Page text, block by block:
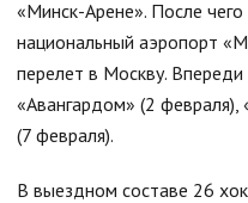
«Минск-Арене». После
национальный аэропорт
перелет в Москву.
«Авангардом» (2 февраля),
(7 февраля).
В выездном составе 26